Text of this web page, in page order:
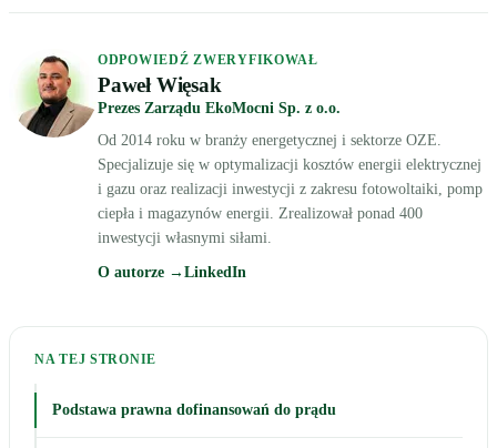
ODPOWIEDŹ ZWERYFIKOWAŁ
Paweł Więsak
Prezes Zarządu EkoMocni Sp. z o.o.
Od 2014 roku w branży energetycznej i sektorze OZE.
Specjalizuje się w optymalizacji kosztów energii elektrycznej
i gazu oraz realizacji inwestycji z zakresu fotowoltaiki, pomp
ciepła i magazynów energii. Zrealizował ponad 400
inwestycji własnymi siłami.
O autorze → LinkedIn
NA TEJ STRONIE
Podstawa prawna dofinansowań do prądu